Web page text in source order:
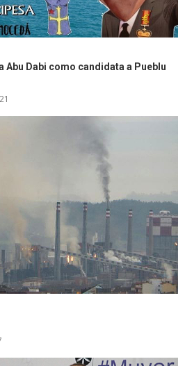
Abu Dabi como candidata a Pueblu